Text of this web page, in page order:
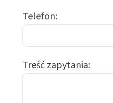
Telefon
Treść zapytania